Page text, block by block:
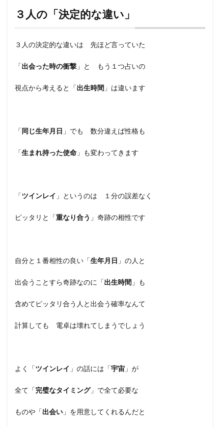
３人の「決定的な違い」
３人の決定的な違いは 先ほど言っていた
「出会った時の衝撃 」と もう１つ占いの
視点から考えると「出生時間 」は違います
「同じ生年月日 」でも 数分違えば性格も
「生まれ持った使命 」も変わってきます
「ツインレイ 」というのは １分の誤差なく
ピッタリと「重なり合う 」奇跡の相性です
自分と１番相性の良い「生年月日 」の人と
出会うことすら奇跡なのに「出生時間 」も
含めてピッタリ合う人と出会う確率なんて
計算しても 電卓は壊れてしまうでしょう
よく「ツインレイ 」の話には「宇宙 」が
全て「完璧なタイミング」で全て必要な
ものや「出会い 」を用意してくれるんだと